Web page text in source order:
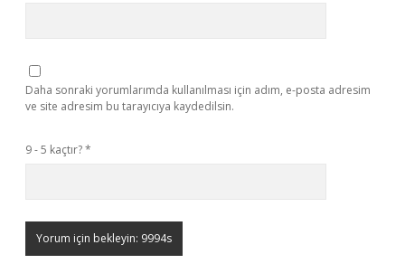
Daha sonraki yorumlarımda kullanılması için adım, e-posta adresim
ve site adresim bu tarayıcıya kaydedilsin.
9 - 5 kaçtır?*